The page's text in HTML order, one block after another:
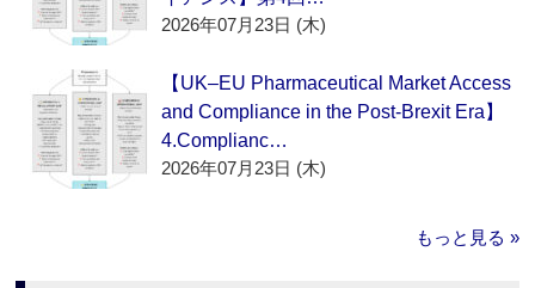
2026年07月23日 (木)
【UK–EU Pharmaceutical Market Access
and Compliance in the Post-Brexit Era】
4.Complianc…
2026年07月23日 (木)
もっと見る »